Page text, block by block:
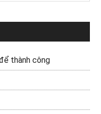
thành công